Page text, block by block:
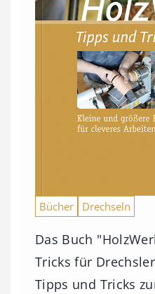
Bücher Drechseln
Das Buch
Tricks für
Tipps und Tricks